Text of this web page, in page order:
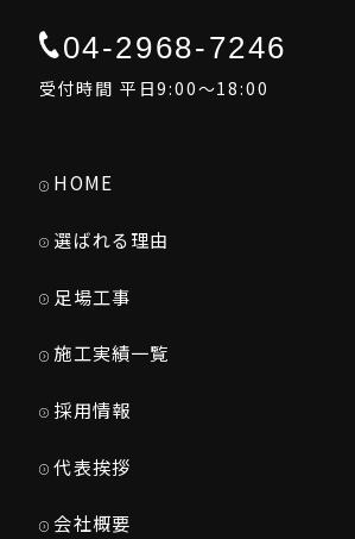
04-2968-7246
受付時間 平日9:00～18:00
HOME
選ばれる理由
足場工事
施工実績一覧
採用情報
代表挨拶
会社概要